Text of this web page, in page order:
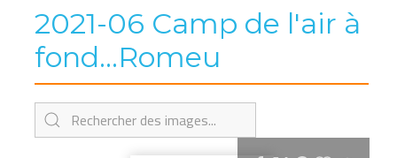
2021-06 Camp de l'air à
fond...Romeu